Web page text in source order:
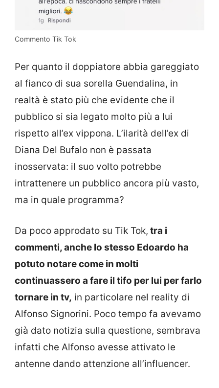
Commento Tik Tok
Per quanto il doppiatore abbia gareggiato
al fianco di sua sorella Guendalina, in
realtà è stato più che evidente che il
pubblico si sia legato molto più a lui
rispetto all’ex vippona. L’ilarità dell’ex di
Diana Del Bufalo non è passata
inosservata: il suo volto potrebbe
intrattenere un pubblico ancora più vasto,
ma in quale programma?
Da poco approdato su Tik Tok, tra i
commenti, anche lo stesso Edoardo ha
potuto notare come in molti
continuassero a fare il tifo per lui per farlo
tornare in tv, in particolare nel reality di
Alfonso Signorini. Poco tempo fa avevamo
già dato notizia sulla questione, sembrava
infatti che Alfonso avesse attivato le
antenne dando attenzione all’influencer.